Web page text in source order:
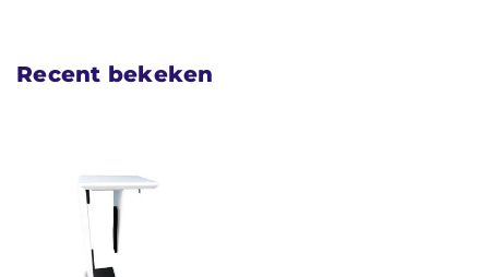
Recent bekeken